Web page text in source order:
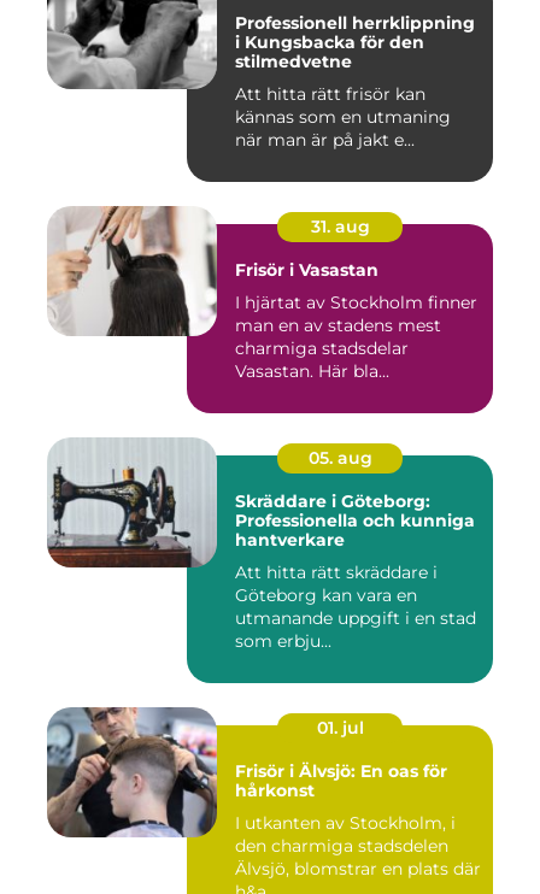
Professionell herrklippning
i Kungsbacka för den
stilmedvetne
Att hitta rätt frisör kan
kännas som en utmaning
när man är på jakt e...
31. aug
Frisör i Vasastan
I hjärtat av Stockholm finner
man en av stadens mest
charmiga stadsdelar
Vasastan. Här bla...
05. aug
Skräddare i Göteborg:
Professionella och kunniga
hantverkare
Att hitta rätt skräddare i
Göteborg kan vara en
utmanande uppgift i en stad
som erbju...
01. jul
Frisör i Älvsjö: En oas för
hårkonst
I utkanten av Stockholm, i
den charmiga stadsdelen
Älvsjö, blomstrar en plats där